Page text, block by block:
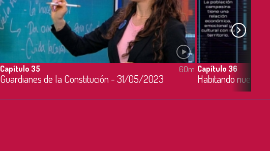
Capítulo 35
Guardianes de la Constitución - 31/05/2023
60m Capítulo 36
Habitando